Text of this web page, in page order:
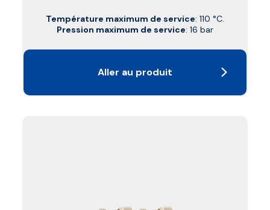
Température maximum de service: 110 °C.
Pression maximum de service: 16 bar
Aller au produit